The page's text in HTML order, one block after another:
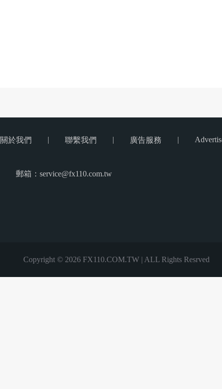
關於我們 | 聯繫我們 | 廣告服務 |
郵箱：service@fx110.com.tw
Copyright © 2026 FX110.COM.TW | ALL Rights Resrved